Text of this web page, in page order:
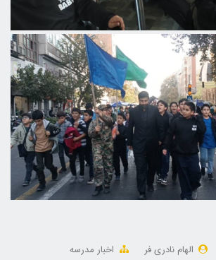
الهام نادری فر اخبار مدرسه